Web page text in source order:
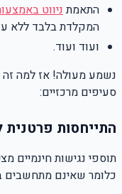
התאמתניווט
המקלדת בלבד ללא
ועוד ועוד.
נשמע מעולה! אז למה
סעיפים מרכזיים:
התייחסות פרטנית
תוספי נגישות חינמיים
כלומר שאינם מתחשבים